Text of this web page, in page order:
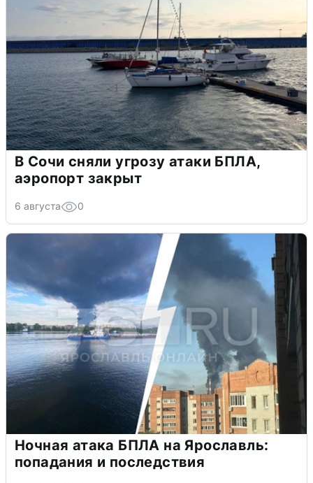
В Сочи сняли угрозу атаки БПЛА,
аэропорт закрыт
6 августа 0
Ночная атака БПЛА на Ярославль:
попадания и последствия